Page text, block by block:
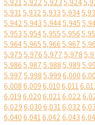
5,9215,9225,9235,924
5,9315,9325,9335,934
5,9425,9435,9445,945
5,9535,9545,9555,956
5,9645,9655,9665,967
5,9755,9765,9775,978
5,9865,9875,9885,989
5,9975,9985,9996,000
6,0086,0096,0106,011
6,0196,0206,0216,022
6,0296,0306,0316,032
6,0406,0416,0426,043